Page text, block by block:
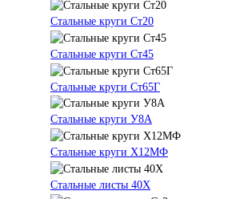
Стальные круги Ст20
Стальные круги Ст45
Стальные круги Ст65Г
Стальные круги У8А
Стальные круги Х12МФ
Стальные листы 40Х